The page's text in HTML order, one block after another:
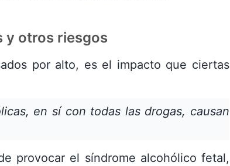
y otros riesgos
por alto, es el impacto que ciertas
en sí con todas las drogas, causan
provocar el síndrome alcohólico fetal,